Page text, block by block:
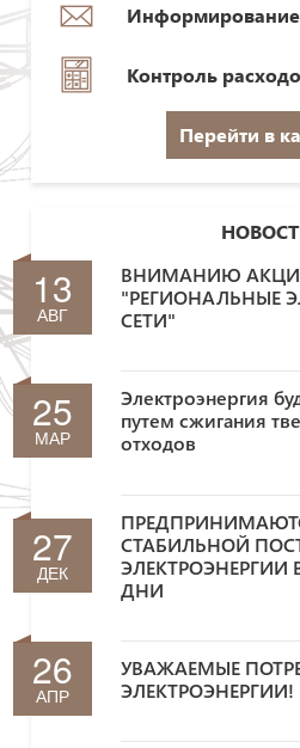
Контроль
Перейти в
13
АВГ
ВНИМАНИЮ
"РЕГИОНАЛЬНЫЕ
СЕТИ"
25
МАР
Электроэнергия
путем сжигания
отходов
27
ДЕК
СТАБИЛЬНОЙ
ДНИ
26
АПР
УВАЖАЕМЫЕ
ЭЛЕКТРОЭНЕРГИИ!